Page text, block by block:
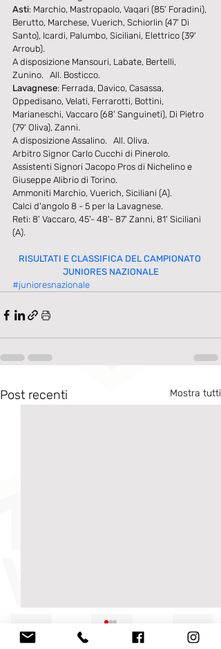
Asti: Marchio, Mastropaolo, Vaqari (85' Foradini),
Berutto, Marchese, Vuerich, Schiorlin (47' Di
Santo), Icardi, Palumbo, Siciliani, Elettrico (39'
Arroub).
A disposizione Mansouri, Labate, Bertelli,
Zunino.   All. Bosticco.
Lavagnese: Ferrada, Davico, Casassa,
Oppedisano, Velati, Ferrarotti, Bottini,
Marianeschi, Vaccaro (68' Sanguineti), Di Pietro
(79' Oliva), Zanni.
A disposizione Assalino.   All. Oliva.
Arbitro Signor Carlo Cucchi di Pinerolo.
Assistenti Signori Jacopo Pros di Nichelino e
Giuseppe Alibrio di Torino.
Ammoniti Marchio, Vuerich, Siciliani (A).
Calci d'angolo 8 - 5 per la Lavagnese.
Reti: 8' Vaccaro, 45'- 48'- 87' Zanni, 81' Siciliani
(A).
RISULTATI E CLASSIFICA DEL CAMPIONATO
JUNIORES NAZIONALE
#junioresnazionale
Post recenti Mostra tutti